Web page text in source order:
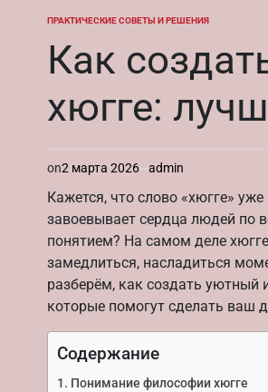
ОПУБЛИКОВАНО
ПРАКТИЧЕСКИЕ СОВЕТЫ И РЕШЕНИЯ
Как
хюгге:
on2 марта 2026 admin
Кажется, что слово «хюгге»
завоевывает сердца людей по
понятием? На самом деле
замедлиться, насладиться
разберём, как создать уютный
которые помогут сделать ваш
Содержание
Понимание философии хюгге